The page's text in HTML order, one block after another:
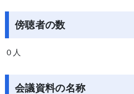
傍聴者の数
０人
会議資料の名称